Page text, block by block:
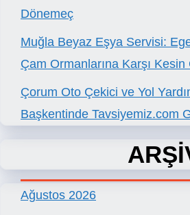
Dönemeç
Muğla Beyaz Eşya Servisi:
Çam Ormanlarına Karşı Kesin
Çorum Oto Çekici ve Yol
Başkentinde Tavsiyemiz.com
Ağustos 2026